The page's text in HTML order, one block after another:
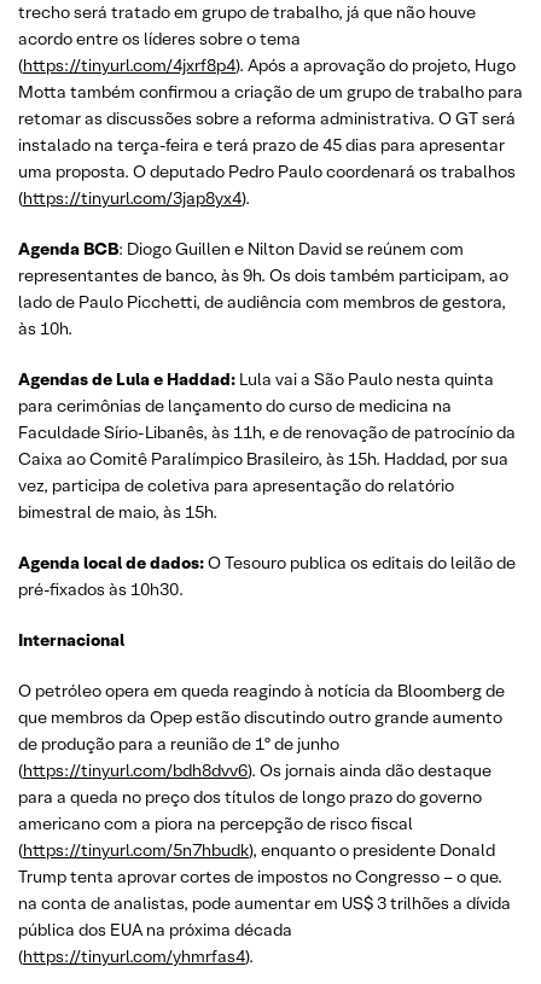
trecho será tratado em grupo de trabalho, já que não houve
acordo entre os líderes sobre o tema
(https://tinyurl.com/4jxrf8p4). Após a aprovação do projeto, Hugo
Motta também confirmou a criação de um grupo de trabalho para
retomar as discussões sobre a reforma administrativa. O GT será
instalado na terça-feira e terá prazo de 45 dias para apresentar
uma proposta. O deputado Pedro Paulo coordenará os trabalhos
(https://tinyurl.com/3jap8yx4).
Agenda BCB: Diogo Guillen e Nilton David se reúnem com
representantes de banco, às 9h. Os dois também participam, ao
lado de Paulo Picchetti, de audiência com membros de gestora,
às 10h.
Agendas de Lula e Haddad: Lula vai a São Paulo nesta quinta
para cerimônias de lançamento do curso de medicina na
Faculdade Sírio-Libanês, às 11h, e de renovação de patrocínio da
Caixa ao Comitê Paralímpico Brasileiro, às 15h. Haddad, por sua
vez, participa de coletiva para apresentação do relatório
bimestral de maio, às 15h.
Agenda local de dados:O Tesouro publica os editais do leilão de
pré-fixados às 10h30.
Internacional
O petróleo opera em queda reagindo à notícia da Bloomberg de
que membros da Opep estão discutindo outro grande aumento
de produção para a reunião de 1º de junho
(https://tinyurl.com/bdh8dvv6). Os jornais ainda dão destaque
para a queda no preço dos títulos de longo prazo do governo
americano com a piora na percepção de risco fiscal
(https://tinyurl.com/5n7hbudk), enquanto o presidente Donald
Trump tenta aprovar cortes de impostos no Congresso – o que.
na conta de analistas, pode aumentar em US$ 3 trilhões a dívida
pública dos EUA na próxima década
(https://tinyurl.com/yhmrfas4).